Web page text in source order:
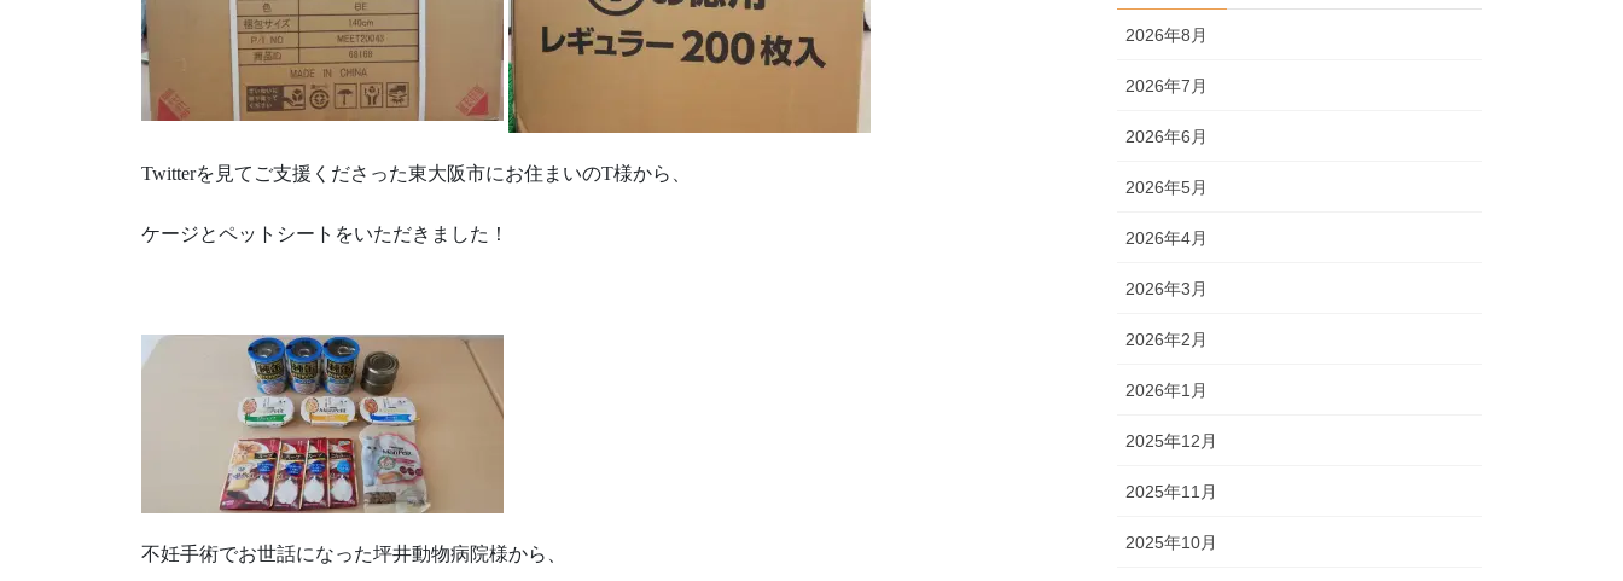
Twitterを見てご支援くださった東大阪市にお住まいのT様から、
ケージとペットシートをいただきました！
不妊手術でお世話になった坪井動物病院様から、
2026年8月
2026年7月
2026年6月
2026年5月
2026年4月
2026年3月
2026年2月
2026年1月
2025年12月
2025年11月
2025年10月